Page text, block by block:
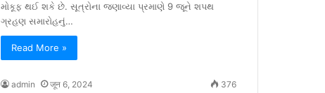
મોકૂફ થઈ શકે છે. સૂત્રોના જણાવ્યા પ્રમાણે 9 જૂને શપથ
ગ્રહણ સમારોહનું…
Read More »
admin जून 6, 2024 376